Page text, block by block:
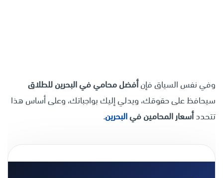
وفي نفس السياق فإنأفضل محامي في البحرين للطلاق
سيحافظ على حقوقك، ويدلي إليك بواجباتك، وعلى أساس هذا
تتحددأسعار المحامين فيالبحرين.